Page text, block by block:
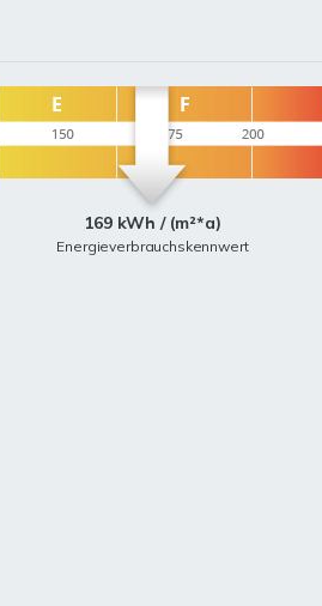
169 kWh / (m²*a)
Energieverbrauchskennwert